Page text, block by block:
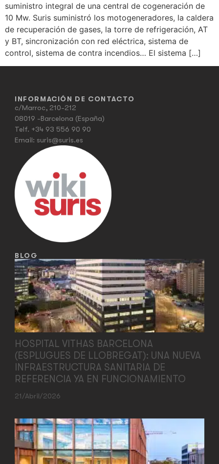
suministro integral de una central de cogeneración de
10 Mw. Suris suministró los motogeneradores, la caldera
de recuperación de gases, la torre de refrigeración, AT
y BT, sincronización con red eléctrica, sistema de
control, sistema de contra incendios… El sistema […]
INFORMACIÓN DE CONTACTO
c/Marroc, 210-212
08019 -Barcelona (España)
Telf. +34 93 556 90 90
Email: suris@suris.es
BLOG
HOSPITAL VITHAS BARCELONA
(ESPLUGUES DE LLOBREGAT): UNA NUEVA
INFRAESTRUCTURA SANITARIA DE
REFERENCIA YA EN FUNCIONAMIENTO
21/abril/2026